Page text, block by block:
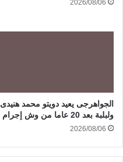
2026/08/06
الجواهرجى يعيد دويتو محمد هنيدى
ولبلبة بعد 20 عاما من وش إجرام
2026/08/06